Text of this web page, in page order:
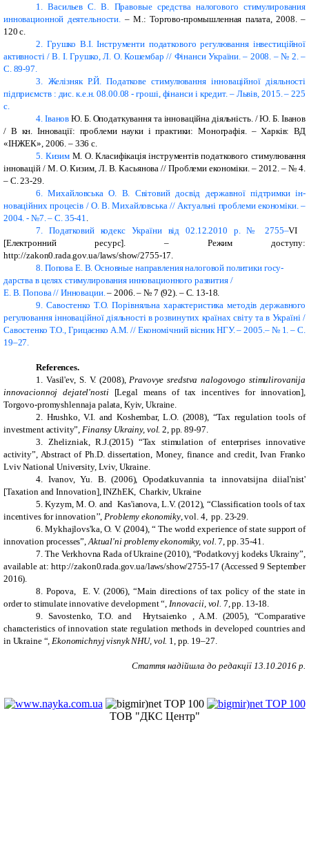
1.
Васильев С. В. Правовые средства налогового стимулирова­ния
инновационной деятельности. – М.: Торгово-промышленная палата, 2008.–
120 с.
2.
Грушко В.І. Інструменти податкового регулювання інвестиційної
активності / В. І. Грушко, Л. О. Кошембар // Фінанси України. – 2008. – № 2. –
С. 89-97.
3.
Желізняк Р.Й. Податкове стимулювання інноваційної діяльності
підприємств : дис. к.е.н. 08.00.08 - гроші, фінанси і кредит. – Львів, 2015. – 225
с.
4. ІвановЮ. Б. Оподаткування та інноваційна діяльність. / Ю.Б. Іванов
/ В кн.Інновації: проблеминауки іпрактики:Мо­нографія. –Харків:ВД
«ІНЖЕК», 2006.–336 с.
5. Кизим М. О. Класифікація інструментів податкового стимулювання
інновацій / М. О. Кизим, Л. В. Касьянова // Проблеми економіки. – 2012. – № 4.
– С. 23-29.
6.
Михайловська О. В. Світовий досвід державної підтримки ін­
новаційних процесів / О. В. Михайловська // Актуальні про­блеми економіки. –
2004. - №7. – С. 35-41
7.
Податковий кодекс України від 02.12.2010 р. № 2755–VI
[Електронний ресурс]. – Режим доступу:
http://zakon0.rada.gov.ua/laws/show/2755-17.
8. Попова Е. В. Основные направления налоговой политики госу-
дарства в целях стимулирования инновационного развития /
Е. В. Попова // Инновации.–2006.– № 7 (92) . –С. 13-18.
9.
Савостенко Т.О. Порівняльна характеристика методів державного
регулювання інноваційної діяльності в розвинутих країнах світу та в Україні /
Савостенко Т.О., Грицаєнко А.М. // Економічний вісник НГУ. – 2005.– № 1. – С.
19–27.
References.
1. Vasil'ev, S. V. (2008), Pravovye sredstva nalogovogo stimulirovanija
innovacionnoj dejatel'nosti[Legal means of tax incentives for innovation],
Torgovo-promyshlennaja palata, Kyiv, Ukraine.
2. Hrushko, V.I. and Koshembar, L.O. (2008), “Tax regulation tools of
investment activity”, Finansy Ukrainy, vol.2, pp. 89-97.
3. Zhelizniak, R.J.(2015) “Tax stimulation of enterprises innovative
activity”, Abstract of Ph.D. dissertation, Money, finance and credit, Ivan Franko
Lviv National University, Lviv, Ukraine.
4. Ivanov, Yu. B. (2006), Opodatkuvannia ta innovatsijna diial'nist'
[Taxation and Innovation], INZhEK, Charkiv, Ukraine
5. Kyzym, M. O. and Kas'ianova, L.V. (2012), “Classification tools of tax
incentives for innovation’’, Problemy ekonomiky, vol. 4, pp. 23-29.
6. Mykhajlovs'ka, O. V. (2004), “ The world experience of state support of
innovation processes”, Aktual'ni problemy ekonomiky, vol.7, pp. 35-41.
7. The Verkhovna Rada of Ukraine (2010), “Podatkovyj kodeks Ukrainy”,
available at: http://zakon0.rada.gov.ua/laws/show/2755-17 (Accessed 9 September
2016).
8. Popova, E. V. (2006), “Main directions of tax policy of the state in
order to stimulate innovative development “, Innovacii, vol. 7, pp. 13-18.
9. Savostenko, T.O. and Hrytsaienko , A.M. (2005), “Comparative
characteristics of innovation state regulation methods in developed countries and
in Ukraine “, Ekonomichnyj visnyk NHU, vol. 1, pp. 19–27.
Стаття надійшла до редакції 13 10 .2016 р.
ТОВ "ДКС Центр"